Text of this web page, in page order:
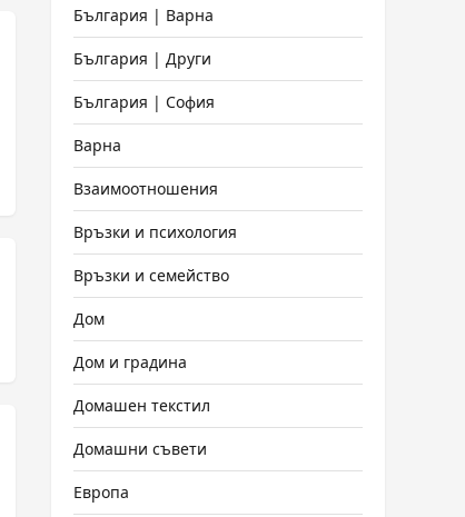
България | Варна
България | Други
България | София
Варна
Взаимоотношения
Връзки и психология
Връзки и семейство
Дом
Дом и градина
Домашен текстил
Домашни съвети
Европа